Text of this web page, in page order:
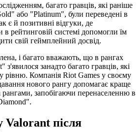
багато гравців, які раніше
або "Platinum", були переведені в
є й позитивні відгуки, де
в рейтинговій системі допомогли їм
свій геймплейний досвід.
і багато вважають, що в рангах
занадто багато гравців, які
рівню. Компанія Riot Games у своєму
нового рангу допомагає краще
рангами, запобігаючи перенаселенню в
Valorant після